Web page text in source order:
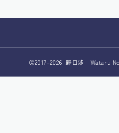
2017–2026 野口渉 Wataru